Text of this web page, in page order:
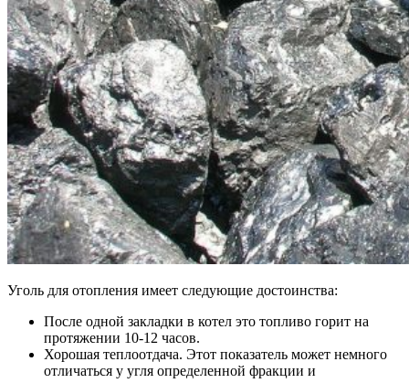
Уголь для отопления имеет следующие достоинства:
После одной закладки в котел это топливо горит на
протяжении 10-12 часов.
Хорошая теплоотдача. Этот показатель может немного
отличаться у угля определенной фракции и